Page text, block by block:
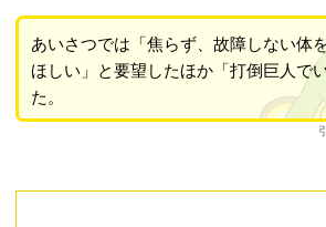
あいさつでは「焦らず、故障しない体
ほしい」と要望したほか「打倒巨人で
た。